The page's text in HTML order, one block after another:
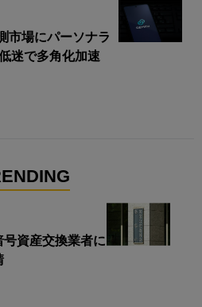
市場にパーソナラ
迷で多角化加速
資産交換業者に